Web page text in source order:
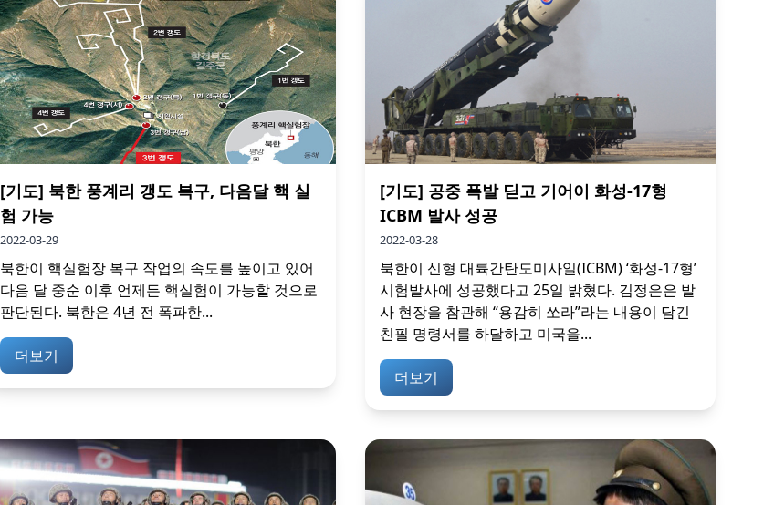
[기도] 북한 풍계리 갱도 복구, 다음달 핵 실
험 가능
2022-03-29
북한이 핵실험장 복구 작업의 속도를 높이고 있어
다음 달 중순 이후 언제든 핵실험이 가능할 것으로
판단된다. 북한은 4년 전 폭파한...
더보기
[기도] 공중 폭발 딛고 기어이 화성-17형
ICBM 발사 성공
2022-03-28
북한이 신형 대륙간탄도미사일(ICBM) ‘화성-17형’
시험발사에 성공했다고 25일 밝혔다. 김정은은 발
사 현장을 참관해 “용감히 쏘라”라는 내용이 담긴
친필 명령서를 하달하고 미국을...
더보기